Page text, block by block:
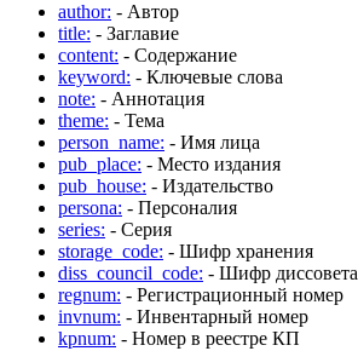
author: - Автор
title: - Заглавие
content: - Содержание
keyword: - Ключевые слова
note: - Аннотация
theme: - Тема
person_name: - Имя лица
pub_place: - Место издания
pub_house: - Издательство
persona: - Персоналия
series: - Серия
storage_code: - Шифр хранения
diss_council_code: - Шифр диссовета
regnum: - Регистрационный номер
invnum: - Инвентарный номер
kpnum: - Номер в реестре КП